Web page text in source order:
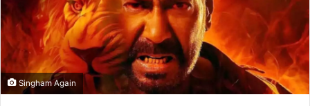
e
m
a
i
l
Singham Again